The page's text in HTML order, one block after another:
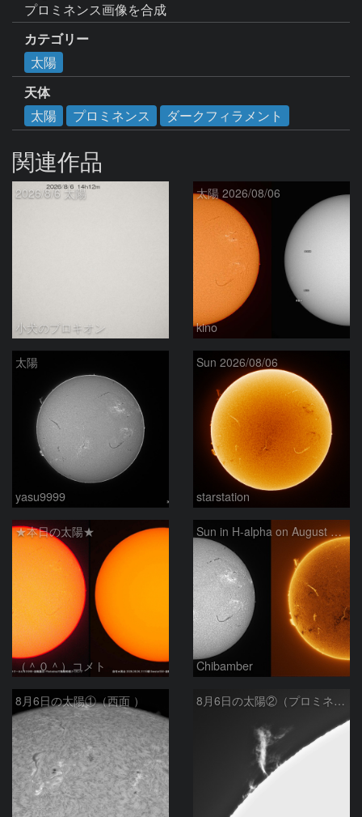
プロミネンス画像を合成
カテゴリー
太陽
天体
太陽
プロミネンス ダークフィラメント
関連作品
2026/8/6 太陽
小犬のプロキオン
太陽 2026/08/06
kino
太陽
yasu9999
Sun 2026/08/06
starstation
★本日の太陽★
（＾０＾）コメト
Sun in H-alpha on August 6, 2026
Chibamber
8月6日の太陽①（西面 ） 8月6日の太陽②（プロミネン北東縁 ）